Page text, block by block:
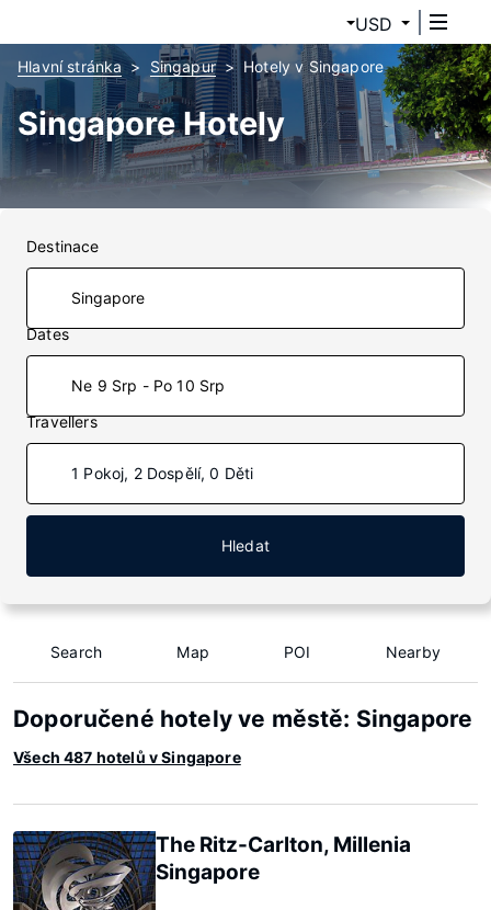
USD
Hlavní stránka Singapur Hotely v Singapore
Singapore Hotely
Destinace
Dates
Ne 9 Srp - Po 10 Srp
Travellers
1 Pokoj, 2 Dospělí, 0 Děti
Hledat
Search Map POI Nearby
Doporučené hotely ve městě: Singapore
Všech 487 hotelů v Singapore
The Ritz-Carlton, Millenia
Singapore